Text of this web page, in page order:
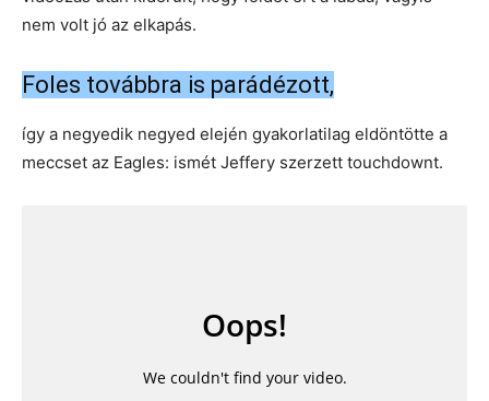
nem volt jó az elkapás.
Foles továbbra is parádézott,
így a negyedik negyed elején gyakorlatilag eldöntötte a
meccset az Eagles: ismét Jeffery szerzett touchdownt.